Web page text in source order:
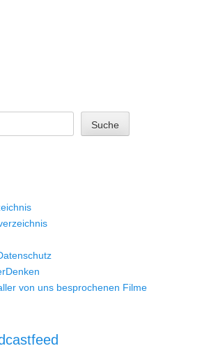
Suche
von uns besprochenen Filme